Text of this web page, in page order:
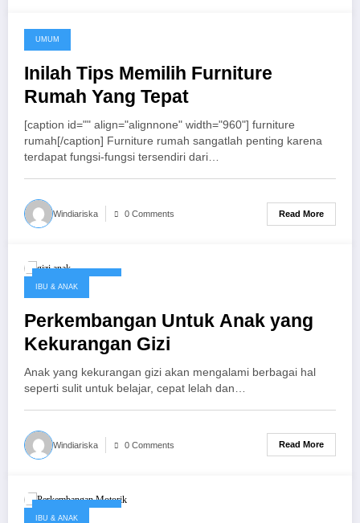
October 31, 2017
UMUM
Inilah Tips Memilih Furniture
Rumah Yang Tepat
[caption id="" align="alignnone" width="960"] furniture
rumah[/caption] Furniture rumah sangatlah penting karena
terdapat fungsi-fungsi tersendiri dari…
Windiariska 0 Comments Read More
IBU & ANAK
Perkembangan Untuk Anak yang
Kekurangan Gizi
Anak yang kekurangan gizi akan mengalami berbagai hal
seperti sulit untuk belajar, cepat lelah dan…
Windiariska 0 Comments Read More
IBU & ANAK